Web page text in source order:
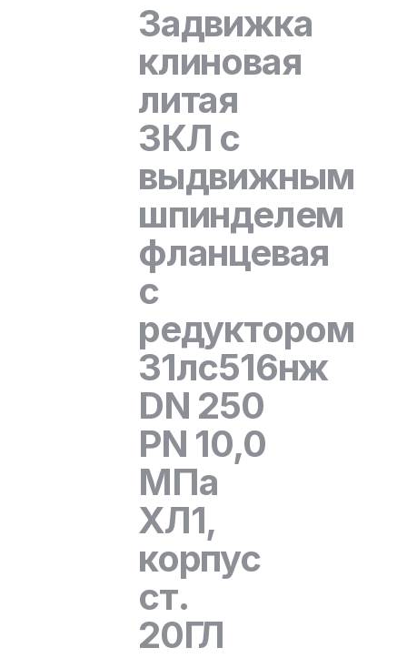
Задвижка
клиновая
литая
ЗКЛ с
выдвижным
шпинделем
фланцевая
с
редуктором
31лс516нж
DN 250
PN 10,0
МПа
ХЛ1,
корпус
ст.
20ГЛ